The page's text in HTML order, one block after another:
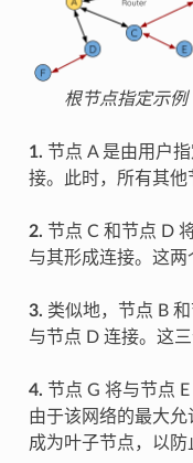
根节点指定示例
1. 节点 A 是由用户
接。此时，所有其他
2. 节点 C 和节点 D
与其形成连接。这两
3. 类似地，节点 B
与节点 D 连接。这
4. 节点 G 将与节点
由于该网络的最大
成为叶子节点，以防